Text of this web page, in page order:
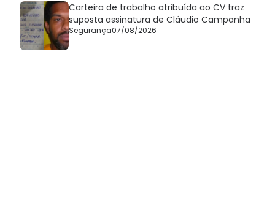
Carteira de trabalho atribuída ao CV traz
suposta assinatura de Cláudio Campanha
Segurança07/08/2026